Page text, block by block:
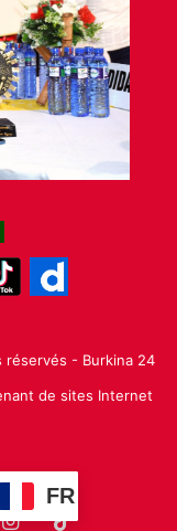
- Burkina 24
de sites Internet
FR
Instagram
TikTok